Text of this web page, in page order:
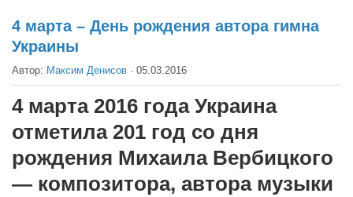
Выборы
Деньги
Здоровье
4 марта – День рождения автора гимна
Украины
Автор: Максим Денисов · 05.03.2016
4 марта 2016 года Украина
отметила 201 год со дня
рождения Михаила Вербицкого
— композитора, автора музыки